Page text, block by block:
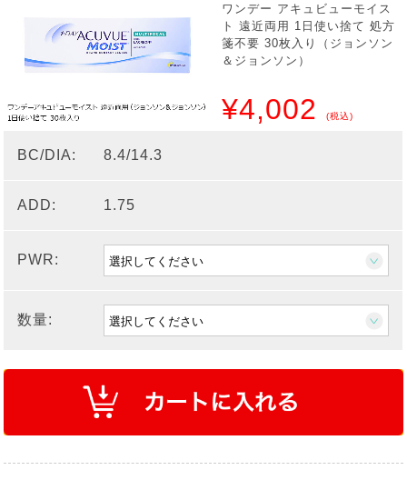
ワンデー アキュビューモイス
ト 遠近両用 1日使い捨て 処方
箋不要 30枚入り（ジョンソン
＆ジョンソン）
¥4,002(税込)
BC/DIA: 8.4/14.3
ADD: 1.75
PWR:
数量: